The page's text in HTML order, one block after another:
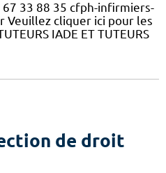
33 88 35 cfph-infirmiers-
Veuillez cliquer ici pour les
IADE ET TUTEURS
de droit